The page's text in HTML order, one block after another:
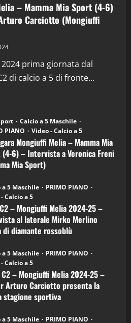
– Mamma Mia Sport (4-6)
Carciotto (Mongiuffi
prima giornata dal
di calcio a 5 di fronte...
Calcio a 5 Maschile
PIANO
Video - Calcio a 5
Mongiuffi Melia – Mamma Mia
6) – Intervista a Veronica Freni
Mia Sport)
a 5 Maschile
PRIMO PIANO
Calcio a 5
– Mongiuffi Melia 2024-25 –
al laterale Mirko Merlino
di diamante rossoblù
a 5 Maschile
PRIMO PIANO
Calcio a 5
– Mongiuffi Melia 2024-25 –
Arturo Carciotto presenta la
stagione sportiva
a 5 Maschile
PRIMO PIANO
in Podcast: 29^ Puntata
28 Aprile 2026)
2026
in Podcast
in Podcast: 28^ Puntata
21 Aprile 2026)
2026
in Podcast: 27^ Puntata
14 Aprile 2026)
2026
in Podcast: 26^ Puntata
07 Aprile 2026)
2026
in Podcast: 30^ Puntata